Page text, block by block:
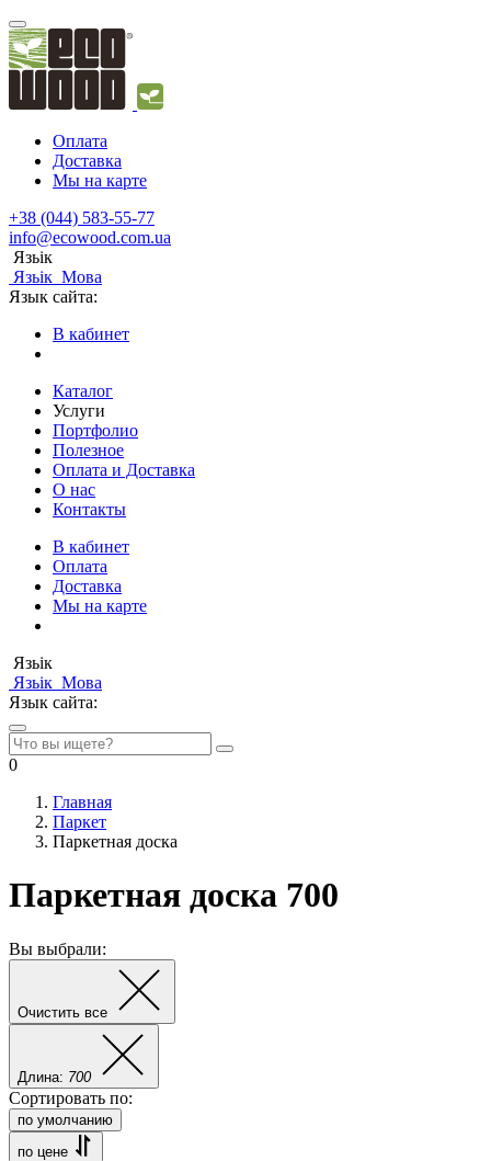
Оплата
Доставка
Мы на карте
+38 (044) 583-55-77
info@ecowood.com.ua
Язьік
Язьік Мова
Язык сайта:
В кабинет
Каталог
Услуги
Портфолио
Полезное
Оплата и Доставка
О нас
Контакты
В кабинет
Оплата
Доставка
Мы на карте
Язьік
Язьік Мова
Язык сайта:
0
Главная
Паркет
Паркетная доска
Паркетная доска 700
Вы выбрали:
Очистить все
Длина: 700
Сортировать по:
по умолчанию
по цене